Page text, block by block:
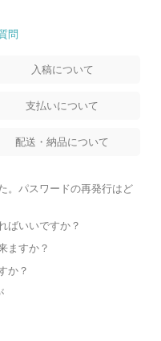
問
入稿について
支払いについて
配送・納品について
。パスワードの再発行はど
ばいいですか？
ますか？
か？